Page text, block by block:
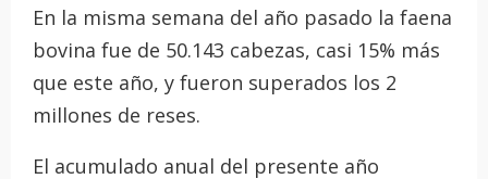
En la misma semana del año pasado la faena
bovina fue de 50.143 cabezas, casi 15% más
que este año, y fueron superados los 2
millones de reses.
El acumulado anual del presente año